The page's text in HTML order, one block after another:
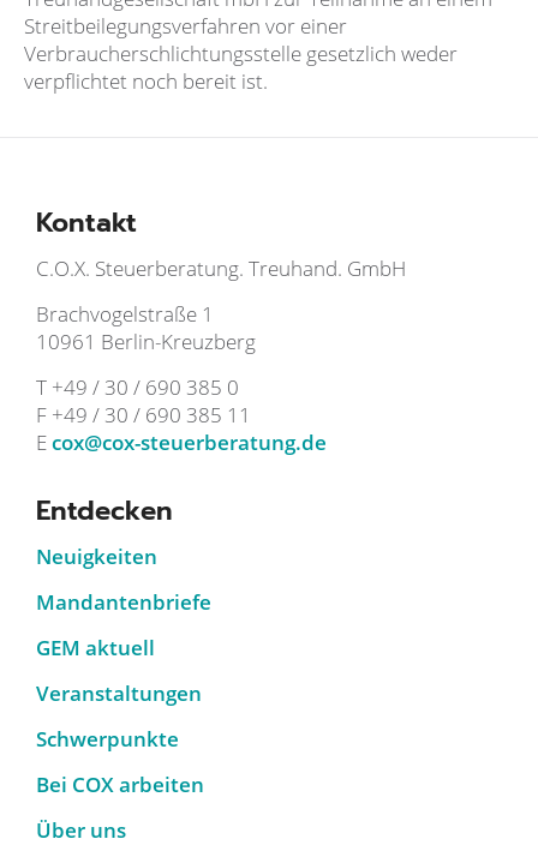
Streitbeilegungsverfahren vor einer
Verbraucherschlichtungsstelle gesetzlich weder
verpflichtet noch bereit ist.
Kontakt
C.O.X. Steuerberatung. Treuhand. GmbH
Brachvogelstraße 1
10961 Berlin-Kreuzberg
T +49 / 30 / 690 385 0
F +49 / 30 / 690 385 11
Ecox@cox-steuerberatung.de
Entdecken
Neuigkeiten
Mandantenbriefe
GEM aktuell
Veranstaltungen
Schwerpunkte
Bei COX arbeiten
Über uns